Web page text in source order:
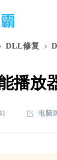
DLL修复
播放
电脑